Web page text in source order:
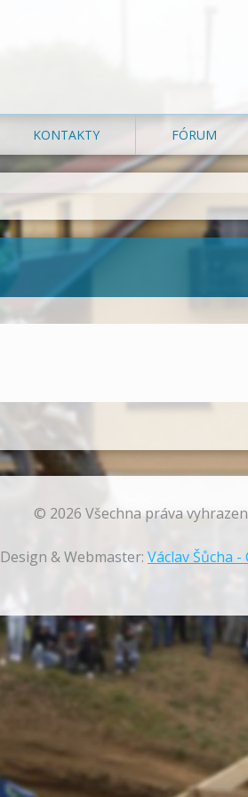
KONTAKTY FÓRUM
© 2026 Všechna práva
Design & Webmaster: Václav Šůcha